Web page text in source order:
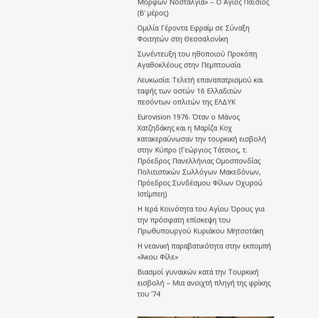
(Β’ μέρος)
Ομιλία Γέροντα Εφραίμ σε Σύναξη
Φοιτητών στη Θεσσαλονίκη
Συνέντευξη του ηθοποιού Προκόπη
Αγαθοκλέους στην Πεμπτουσία
Λευκωσία: Τελετή επαναπατρισμού και
ταφής των οστών 16 Ελλαδιτών
πεσόντων οπλιτών της ΕΛΔΥΚ
Eurovision 1976. Όταν ο Μάνος
Χατζηδάκης και η Μαρίζα Κοχ
κατακεραύνωσαν την τουρκική εισβολή
στην Κύπρο (Γεώργιος Τάτσιος, τ.
Πρόεδρος Πανελλήνιας Ομοσπονδίας
Πολιτιστικών Συλλόγων Μακεδόνων,
Πρόεδρος Συνδέσμου Φίλων Οχυρού
Ιστίμπεη)
Η Ιερά Κοινότητα του Αγίου Όρους για
την πρόσφατη επίσκεψη του
Πρωθυπουργού Κυριάκου Μητσοτάκη
Η νεανική παραβατικότητα στην εκπομπή
«Άκου Φίλε»
Βιασμοί γυναικών κατά την Τουρκική
εισβολή – Μια ανοιχτή πληγή της φρίκης
του ’74